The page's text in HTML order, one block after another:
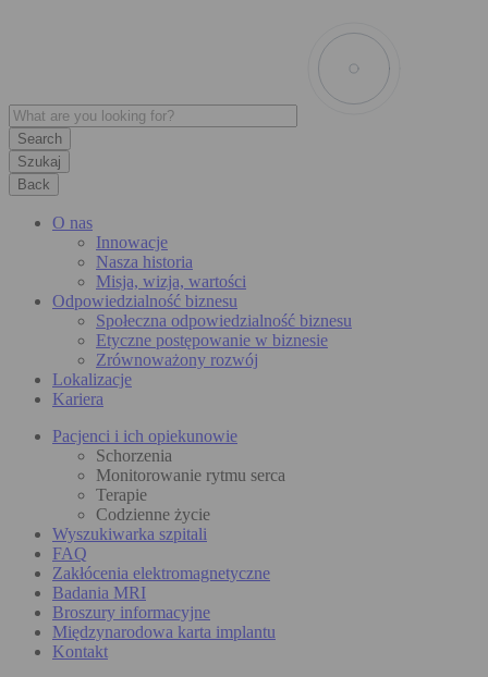
Szukaj
Back
O nas
Innowacje
Nasza historia
Misja, wizja, wartości
Odpowiedzialność biznesu
Społeczna odpowiedzialność biznesu
Etyczne postępowanie w biznesie
Zrównoważony rozwój
Lokalizacje
Kariera
Pacjenci i ich opiekunowie
Schorzenia
Monitorowanie rytmu serca
Terapie
Codzienne życie
Wyszukiwarka szpitali
FAQ
Zakłócenia elektromagnetyczne
Badania MRI
Broszury informacyjne
Międzynarodowa karta implantu
Kontakt